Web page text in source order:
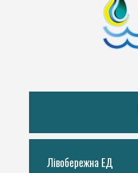
Лівобережна ЕД